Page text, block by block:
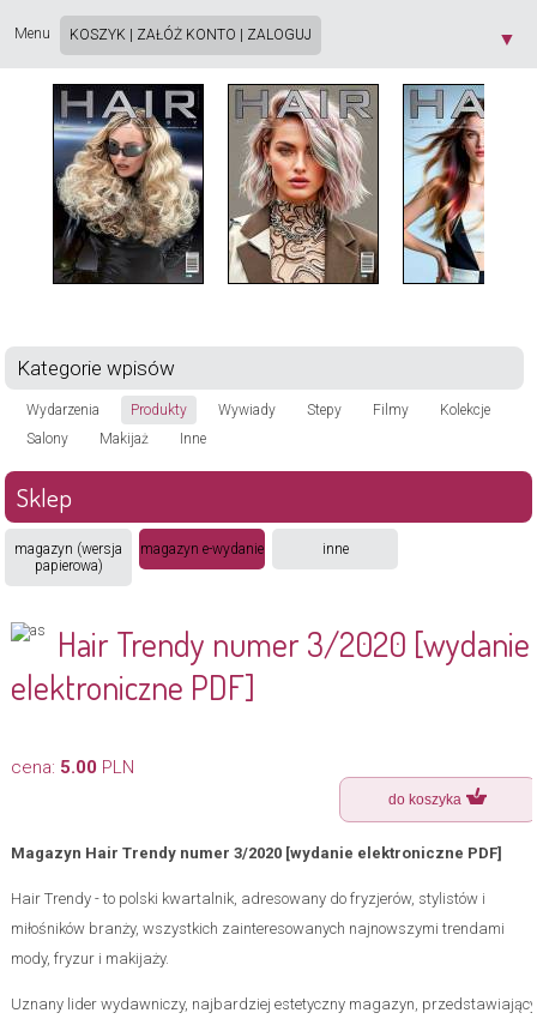
Menu ▼
KOSZYK ZAŁÓŻ KONTO ZALOGUJ
Kategorie wpisów
Wydarzenia Produkty Wywiady Stepy Filmy
Kolekcje
Salony
Makijaż Inne
Sklep
magazyn (wersja
papierowa)
magazyn e-wydanie inne
Hair Trendy numer 3/2020 [wydanie
elektroniczne PDF]
cena: 5.00PLN
Magazyn Hair Trendy numer 3/2020 [wydanie elektroniczne PDF]
Hair Trendy - to polski kwartalnik, adresowany do fryzjerów, stylistów i
miłośników branży, wszystkich zainteresowanych najnowszymi trendami
mody, fryzur i makijaży.
Uznany lider wydawniczy, najbardziej estetyczny magazyn, przedstawiający
cookie, zgodnie z aktualnymi ustawieniami przeglądarki. Dowiedz się więcej o
Prywatności [X]